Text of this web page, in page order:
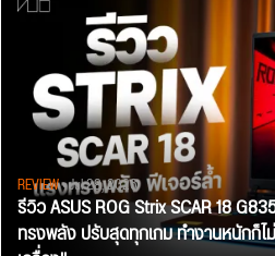
REVIEW• Jul 28, 2026
รีวิว ASUS ROG Strix SCAR 18
ทรงพลัง ปรับสุดทุกเกม ทำงานหนักก็ไ